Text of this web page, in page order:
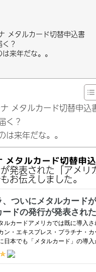
メタルカード切替申込書
？
来年だな。。
メタルカード切替申込
く？
は来年だな。。
メタルカード切替申
発表された「アメリ
お伝えしました。